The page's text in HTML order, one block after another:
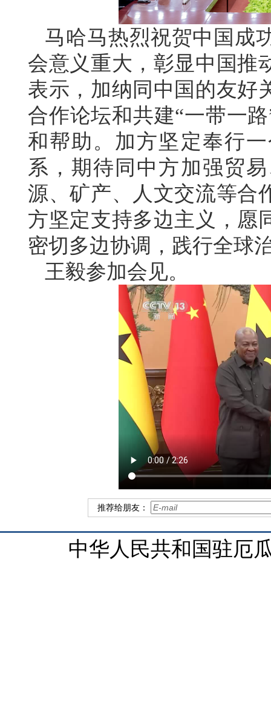
马哈马热烈祝贺中国成
会意义重大，彰显中国推
表示，加纳同中国的友好
合作论坛和共建“一带一
和帮助。加方坚定奉行
系，期待同中方加强贸
源、矿产、人文交流等合
方坚定支持多边主义，愿
密切多边协调，践行全球
王毅参加会见。
推荐给朋友：
中华人民共和国驻厄